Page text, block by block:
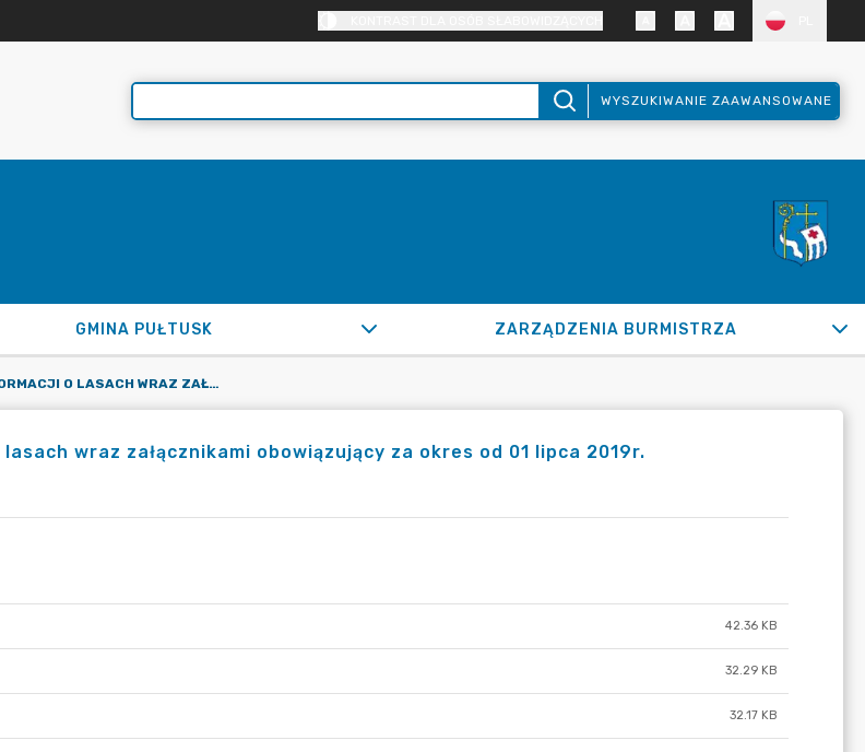
WYSZUKIWANIE ZAAWANSOWANE
GMINA PUŁTUSK ZARZĄDZENIA BURMISTRZA
DRUK INFORMACJI O LASACH WRAZ ZAŁĄCZNIKAMI OBOWIĄZUJĄCY ZA OKRES OD 01 LIPCA 2019R.
wraz załącznikami obowiązujący za okres od 01 lipca 2019r.
42.36 KB
32.29 KB
32.17 KB